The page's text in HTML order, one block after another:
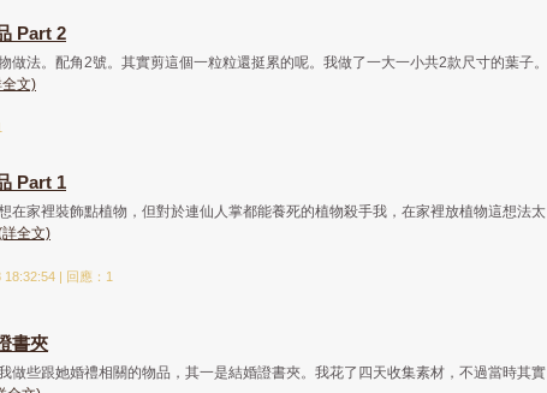
Part 2
做法。配角2號。其實剪這個一粒粒還挺累的呢。我做了一大一小共2款尺寸的葉子。
文)
Part 1
在家裡裝飾點植物，但對於連仙人掌都能養死的植物殺手我，在家裡放植物這想法太
詳全文)
| 回應：1
書夾
做些跟她婚禮相關的物品，其一是結婚證書夾。我花了四天收集素材，不過當時其實